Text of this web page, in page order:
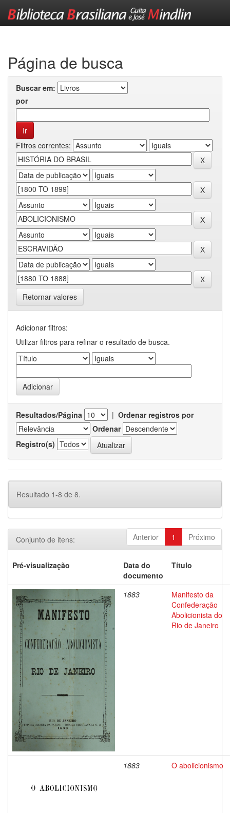
Página de busca
Buscar em:
por
Filtros correntes:
Retornar valores
Adicionar filtros:
Utilizar filtros para refinar o resultado de busca.
Resultados/Página | Ordenar registros por
Ordenar
Registro(s)
Resultado 1-8 de 8.
Anterior 1 Próximo
Conjunto de itens:
Pré-visualização
Data do
documento
Título
1883
Manifesto da
Confederação
Abolicionista do
Rio de Janeiro
1883 O abolicionismo